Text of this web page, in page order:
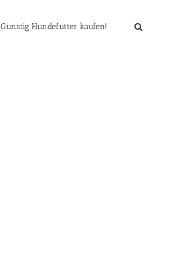
Günstig Hundefutter kaufen!